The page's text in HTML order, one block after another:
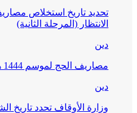
تحديد تاريخ استخلاص
الانتظار (المرحلة الثانية)
دين
مصاريف الحج لموسم 1444 هـ
دين
وزارة الأوقاف تحدد